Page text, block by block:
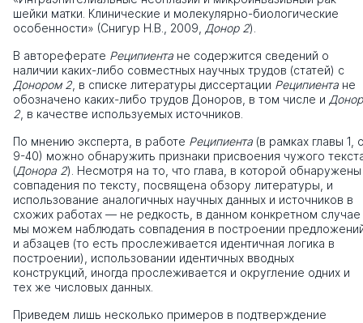
шейки матки. Клинические и молекулярно-биологические
особенности» (Снигур Н.В., 2009, Донор 2).
В автореферате Реципиента не содержится сведений о
наличии каких-либо совместных научных трудов (статей) с
Донором 2 , в списке литературы диссертации Реципиента не
обозначено каких-либо трудов Доноров, в том числе и
2 , в качестве используемых источников.
По мнению эксперта, в работе Реципиента (в рамках главы 1,
9-40) можно обнаружить признаки присвоения чужого
(Донора 2). Несмотря на то, что глава, в которой обнаружены
совпадения по тексту, посвящена обзору литературы, и
использование аналогичных научных данных и источников в
схожих работах — не редкость, в данном конкретном случае
мы можем наблюдать совпадения в построении
и абзацев (то есть прослеживается идентичная логика в
построении), использовании идентичных вводных
конструкций, иногда прослеживается и округление одних и
тех же числовых данных.
Приведем лишь несколько примеров в подтверждение